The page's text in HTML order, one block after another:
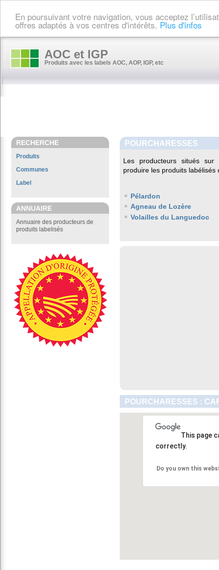
En poursuivant votre navigation, vous acceptez
offres adaptés à vos centres d'intérêts. Plus d'infos
AOC et IGP
Produits avec les labels AOC, AOP, IGP, etc
RECHERCHE
Produits
Communes
Label
ANNUAIRE
Annuaire des producteurs de
produits labelisés
POURCHARESSES
Les producteurs situés
produire les produits labélisés
Pélardon
Agneau de Lozère
Volailles du Languedoc
POURCHARESSES :
This page
correctly.
Do you own this